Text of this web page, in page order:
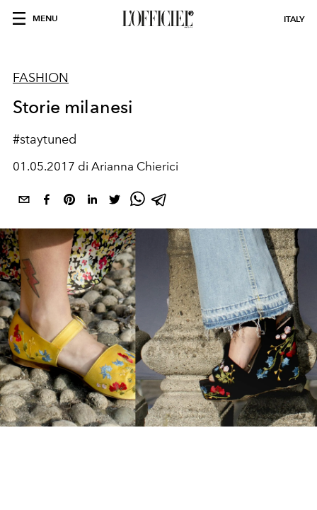
MENU ITALY
FASHION
Storie milanesi
#staytuned
01.05.2017 di Arianna Chierici